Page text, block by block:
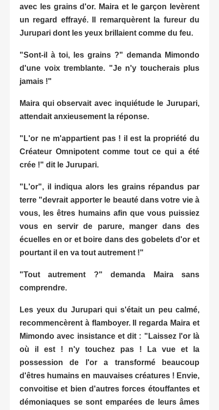
avec les grains d'or. Maira et le garçon levèrent
un regard effrayé. Il remarquèrent la fureur du
Jurupari dont les yeux brillaient comme du feu.
"Sont-il à toi, les grains ?" demanda Mimondo
d'une voix tremblante. "Je n'y toucherais plus
jamais !"
Maira qui observait avec inquiétude le Jurupari,
attendait anxieusement la réponse.
"L'or ne m'appartient pas ! il est la propriété du
Créateur Omnipotent comme tout ce qui a été
crée !" dit le Jurupari.
"L'or", il indiqua alors les grains répandus par
terre "devrait apporter le beauté dans votre vie à
vous, les êtres humains afin que vous puissiez
vous en servir de parure, manger dans des
écuelles en or et boire dans des gobelets d'or et
pourtant il en va tout autrement !"
"Tout autrement ?" demanda Maira sans
comprendre.
Les yeux du Jurupari qui s'était un peu calmé,
recommencèrent à flamboyer. Il regarda Maira et
Mimondo avec insistance et dit : "Laissez l'or là
où il est ! n'y touchez pas ! La vue et la
possession de l'or a transformé beaucoup
d'êtres humains en mauvaises créatures ! Envie,
convoitise et bien d'autres forces étouffantes et
démoniaques se sont emparées de leurs âmes